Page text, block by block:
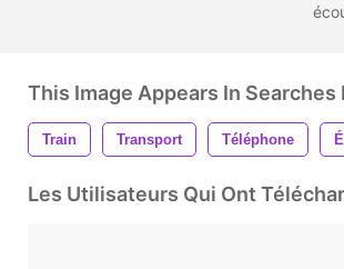
This Image Appears In Searches
Train Transport Téléphone
Les Utilisateurs Qui Ont